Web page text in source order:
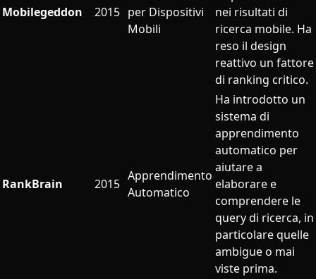
Mobilegeddon 2015 per Dispositivi
Mobili
nei risultati di
ricerca mobile. Ha
reso il design
reattivo un fattore
di ranking critico.
RankBrain 2015
Apprendimento
Automatico
Ha introdotto un
sistema di
apprendimento
automatico per
aiutare a
elaborare e
comprendere le
query di ricerca, in
particolare quelle
ambigue o mai
viste prima.